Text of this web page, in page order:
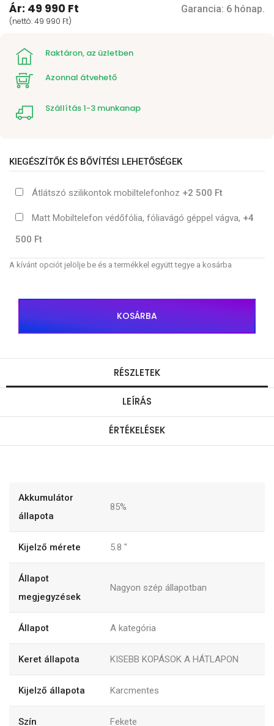
Ár: 49 990 Ft
(nettó: 49 990 Ft)
Garancia: 6 hónap.
Raktáron, az üzletben
Azonnal átvehető
Szállítás 1-3 munkanap
KIEGÉSZÍTŐK ÉS BŐVÍTÉSI LEHETŐSÉGEK
Átlátszó szilikontok mobiltelefonhoz +2 500 Ft
Matt Mobiltelefon védőfólia, fóliavágó géppel vágva, +4
500 Ft
A kívánt opciót jelölje be és a termékkel együtt tegye a kosárba
KOSÁRBA
RÉSZLETEK
LEÍRÁS
ÉRTÉKELÉSEK
Akkumulátor
állapota
85%
Kijelző mérete 5.8 "
Állapot
megjegyzések
Nagyon szép állapotban
Állapot A kategória
Keret állapota KISEBB KOPÁSOK A HÁTLAPON
Kijelző állapota Karcmentes
Szín Fekete